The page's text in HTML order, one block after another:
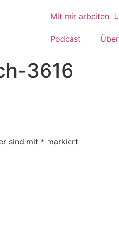
Mit mir arbeiten
Podcast
3616
sind mit * markiert